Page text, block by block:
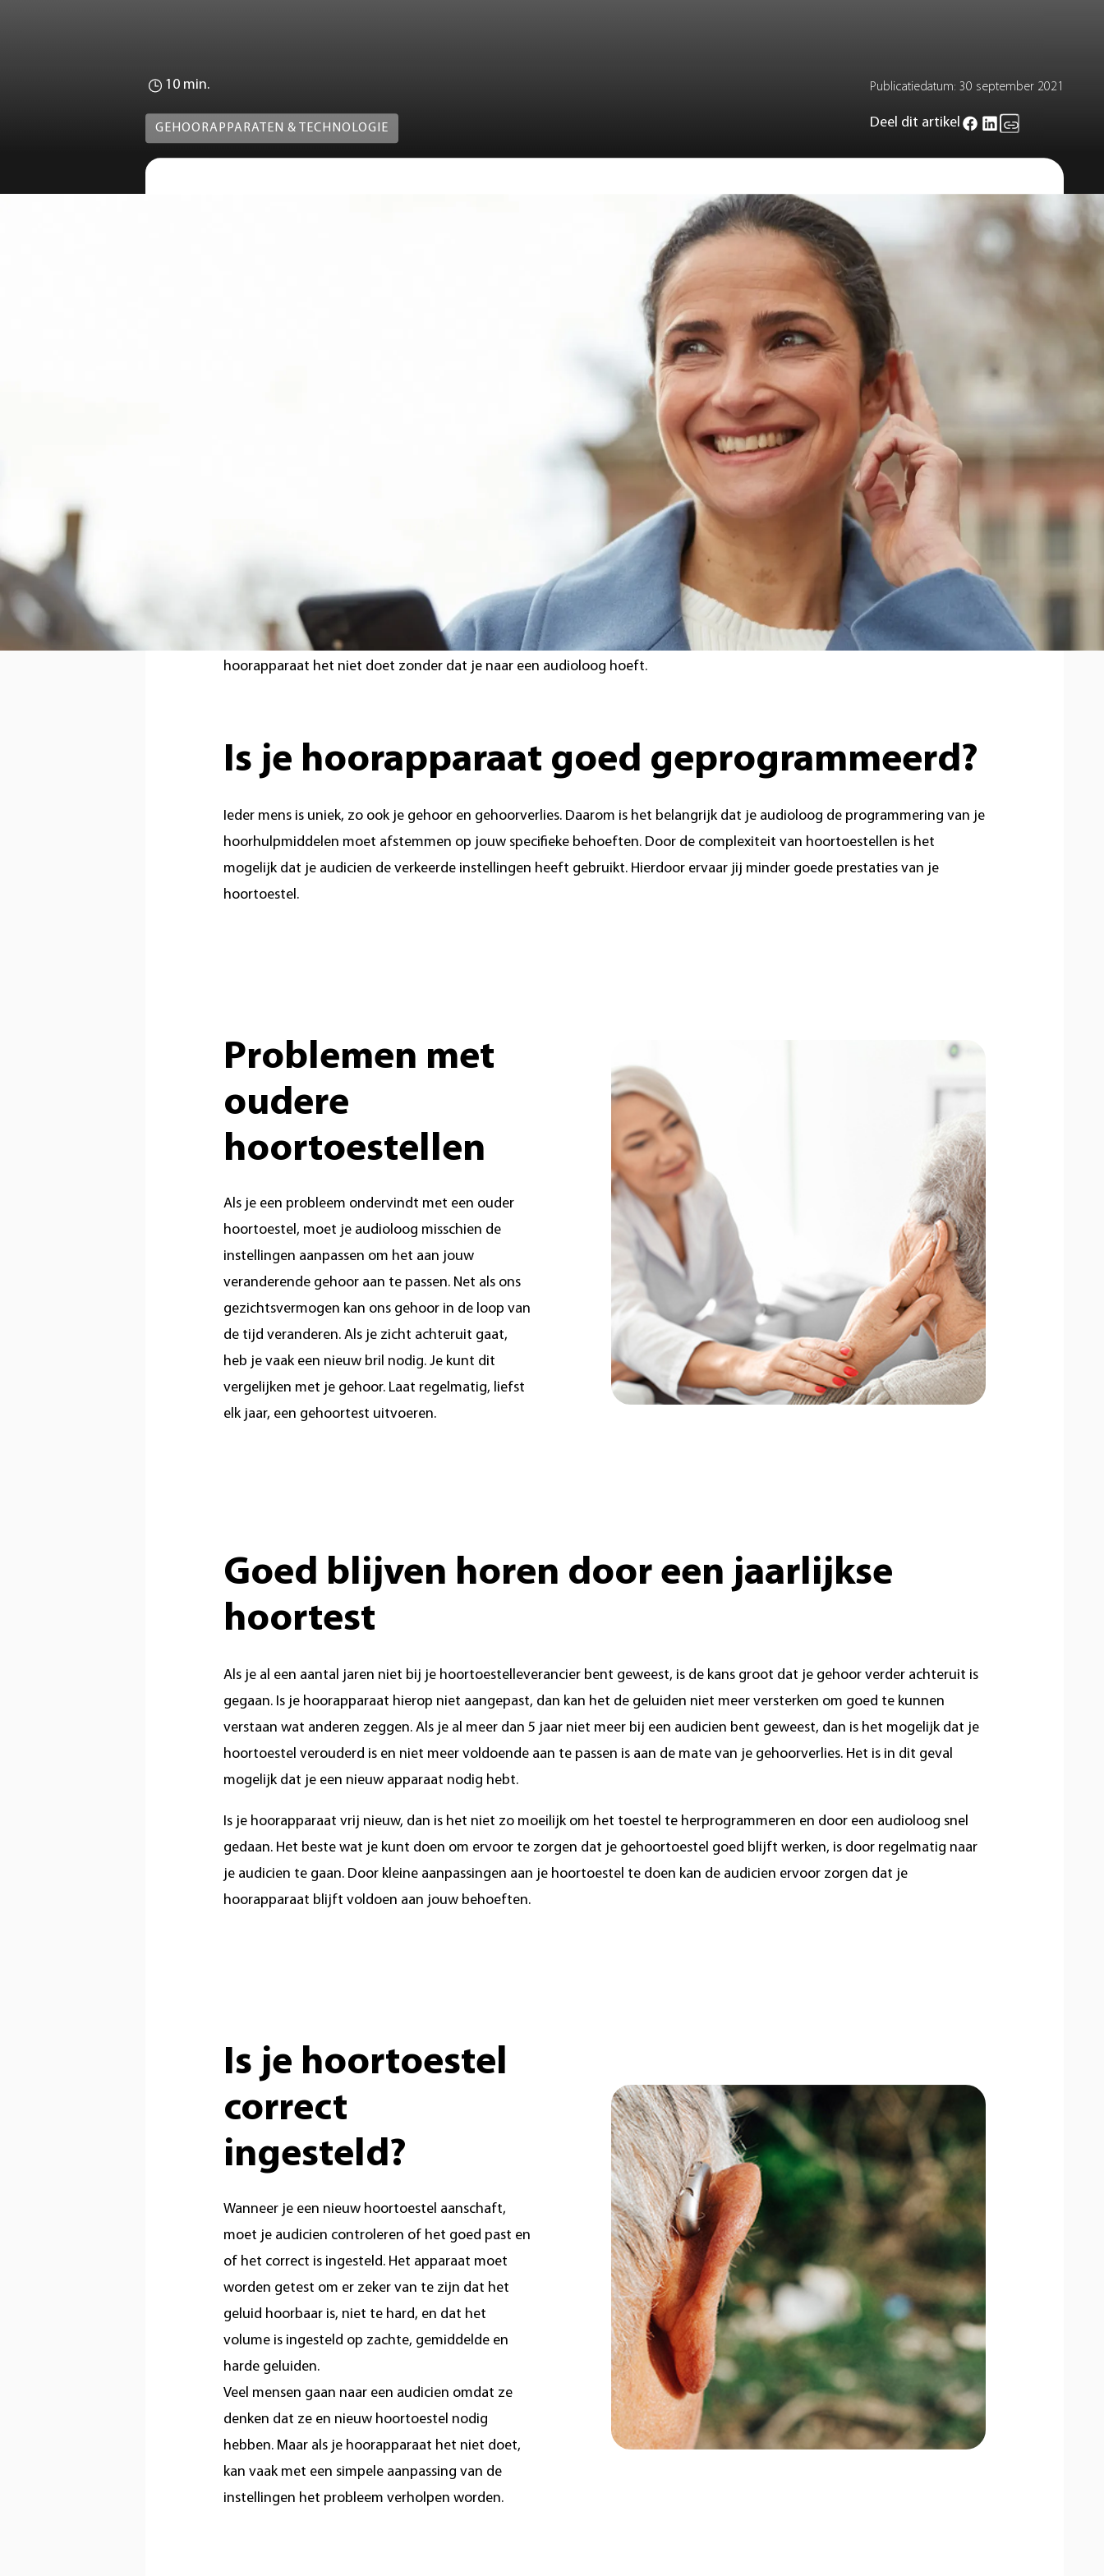
10 min.
GEHOORAPPARATEN & TECHNOLOGIE
Publicatiedatum: 30 september 2021
Deel dit artikel
Niemand is ermee geholpen als een hoortoestel in een lade belandt. Wanneer een hoortoestel een last is om te dragen of
hij doet het niet zoals het hoort, kan dit al snel een bron van teleurstelling worden. Als mensen problemen met hun
hoortoestel krijgen, voelen ze zich vaak hulpeloos als ze nadenken over wat er mis zou kunnen gaan met het kleine
apparaatje. Als ze het probleem niet kunnen oplossen, blijven ze vaak helemaal weg van hoortoesteltechnologie. Wij
kunnen dit voorkomen door bruikbare informatie te verstrekken over wat je kunt doen als je hoorapparaat het niet doet.
Eerste hulp bij problemen met
Een van de grootste uitdagingen waarmee audiciens worden geconfronteerd bij het helpen van patiënten met
gehoorverlies, is hen te helpen bij het kiezen van de meest geschikte hoortoestellen voor hun behoeften. Helaas kunnen
er verschillende dingen mis gaan met hoortoestellen, wat kan leiden tot mogelijke negatieve gebruikerservaringen,
waardoor mensen hun hoortoestellen helemaal opgeven.
Vaak zijn problemen met nieuwe hoortoestellen makkelijker te verhelpen dan je denkt. Dit artikel kan je helpen als je
hoorapparaat het niet doet zonder dat je naar een audioloog hoeft.
Is je hoorapparaat goed geprogrammeerd?
Ieder mens is uniek, zo ook je gehoor en gehoorverlies. Daarom is het belangrijk dat je audioloog de programmering van je
hoorhulpmiddelen moet afstemmen op jouw specifieke behoeften. Door de complexiteit van hoortoestellen is het
mogelijk dat je audicien de verkeerde instellingen heeft gebruikt. Hierdoor ervaar jij minder goede prestaties van je
hoortoestel.
Problemen met
oudere
hoortoestellen
Als je een probleem ondervindt met een ouder
hoortoestel, moet je audioloog misschien de
instellingen aanpassen om het aan jouw
veranderende gehoor aan te passen. Net als ons
gezichtsvermogen kan ons gehoor in de loop van
de tijd veranderen. Als je zicht achteruit gaat,
heb je vaak een nieuw bril nodig. Je kunt dit
vergelijken met je gehoor. Laat regelmatig, liefst
elk jaar, een gehoortest uitvoeren.
Goed blijven horen door een jaarlijkse
hoortest
Als je al een aantal jaren niet bij je hoortoestelleverancier bent geweest, is de kans groot dat je gehoor verder achteruit is
gegaan. Is je hoorapparaat hierop niet aangepast, dan kan het de geluiden niet meer versterken om goed te kunnen
verstaan wat anderen zeggen. Als je al meer dan 5 jaar niet meer bij een audicien bent geweest, dan is het mogelijk dat je
hoortoestel verouderd is en niet meer voldoende aan te passen is aan de mate van je gehoorverlies. Het is in dit geval
mogelijk dat je een nieuw apparaat nodig hebt.
Is je hoorapparaat vrij nieuw, dan is het niet zo moeilijk om het toestel te herprogrammeren en door een audioloog snel
gedaan. Het beste wat je kunt doen om ervoor te zorgen dat je gehoortoestel goed blijft werken, is door regelmatig naar
je audicien te gaan. Door kleine aanpassingen aan je hoortoestel te doen kan de audicien ervoor zorgen dat je
hoorapparaat blijft voldoen aan jouw behoeften.
Is je hoortoestel
correct
ingesteld?
Wanneer je een nieuw hoortoestel aanschaft,
moet je audicien controleren of het goed past en
of het correct is ingesteld. Het apparaat moet
worden getest om er zeker van te zijn dat het
geluid hoorbaar is, niet te hard, en dat het
volume is ingesteld op zachte, gemiddelde en
harde geluiden.
Veel mensen gaan naar een audicien omdat ze
denken dat ze en nieuw hoortoestel nodig
hebben. Maar als je hoorapparaat het niet doet,
kan vaak met een simpele aanpassing van de
instellingen het probleem verholpen worden.